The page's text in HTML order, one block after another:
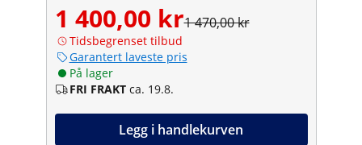
1 400,00 kr1 470,00 kr
Tidsbegrenset tilbud
Garantert laveste pris
På lager
FRI FRAKT ca. 19.8.
Legg i handlekurven